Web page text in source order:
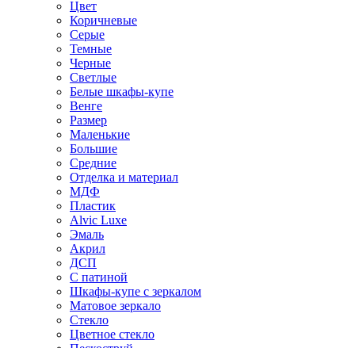
Цвет
Коричневые
Серые
Темные
Черные
Светлые
Белые шкафы-купе
Венге
Размер
Маленькие
Большие
Средние
Отделка и материал
МДФ
Пластик
Alvic Luxe
Эмаль
Акрил
ДСП
С патиной
Шкафы-купе с зеркалом
Матовое зеркало
Стекло
Цветное стекло